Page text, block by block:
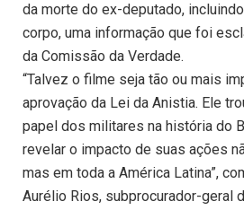
da morte do ex-deputado,
corpo, uma informação que foi
da Comissão da Verdade.
“Talvez o filme seja tão ou mais
aprovação da Lei da Anistia. Ele
papel dos militares na história do
revelar o impacto de suas ações
mas em toda a América Latina”,
Aurélio Rios, subprocurador-geral